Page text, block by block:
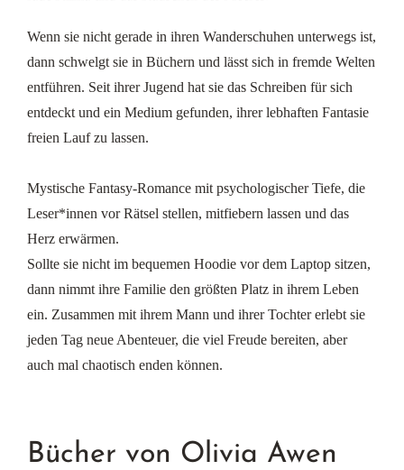
Wenn sie nicht gerade in ihren Wanderschuhen unterwegs ist,
dann schwelgt sie in Büchern und lässt sich in fremde Welten
entführen. Seit ihrer Jugend hat sie das Schreiben für sich
entdeckt und ein Medium gefunden, ihrer lebhaften Fantasie
freien Lauf zu lassen.
Mystische Fantasy-Romance mit psychologischer Tiefe, die
Leser*innen vor Rätsel stellen, mitfiebern lassen und das
Herz erwärmen.
Sollte sie nicht im bequemen Hoodie vor dem Laptop sitzen,
dann nimmt ihre Familie den größten Platz in ihrem Leben
ein. Zusammen mit ihrem Mann und ihrer Tochter erlebt sie
jeden Tag neue Abenteuer, die viel Freude bereiten, aber
auch mal chaotisch enden können.
Bücher von Olivia Awen